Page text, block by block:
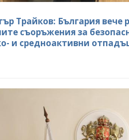
Трайков: България вече
съоръжения за
и средноактивни